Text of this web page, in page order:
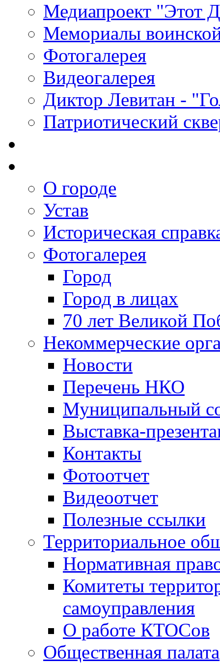
Медиапроект "Этот
Мемориалы
Фотогалерея
Видеогалерея
Диктор Левитан -
Патриотический
О городе
Устав
Историческая
Фотогалерея
Город
Город в лицах
70 лет Великой
Некоммерческие
Новости
Перечень НКО
Муниципальный
Выставка-
Контакты
Фотоотчет
Видеоотчет
Полезные ссылки
Территориальное
Нормативная
Комитеты
самоуправления
О работе КТОСов
Общественная палата